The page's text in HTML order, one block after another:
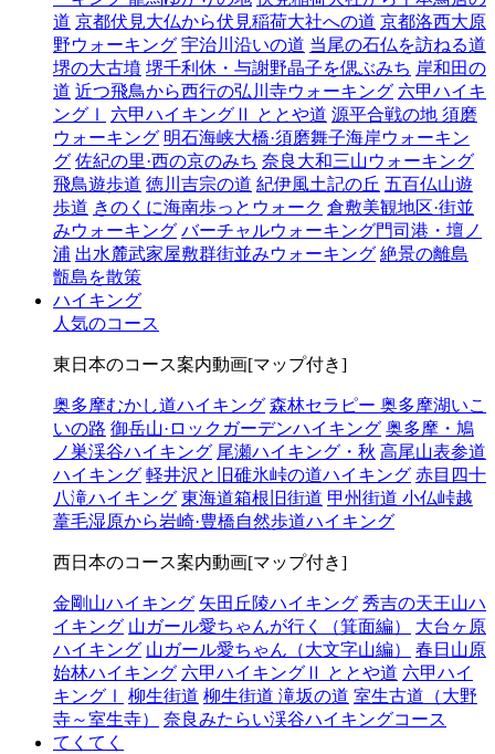
道 京都伏見大仏から伏見稲荷大社への道 京都洛西大原
野ウォーキング 宇治川沿いの道 当尾の石仏を訪ねる道
堺の大古墳 堺千利休・与謝野晶子を偲ぶみち 岸和田の
道 近つ飛鳥から西行の弘川寺ウォーキング 六甲ハイキ
ングⅠ
六甲ハイキングⅡ ととや道 源平合戦の地 須磨
ウォーキング 明石海峡大橋·須磨舞子海岸ウォーキン
グ 佐紀の里·西の京のみち 奈良大和三山ウォーキング
飛鳥遊歩道 徳川吉宗の道 紀伊風土記の丘 五百仏山遊
歩道 きのくに海南歩っとウォーク 倉敷美観地区·街並
みウォーキング バーチャルウォーキング門司港・壇ノ
浦 出水麓武家屋敷群街並みウォーキング 絶景の離島
甑島を散策
ハイキング
人気のコース
東日本のコース案内動画[マップ付き]
奥多摩むかし道ハイキング 森林セラピー 奥多摩湖いこ
いの路 御岳山·ロックガーデンハイキング 奥多摩・鳩
ノ巣渓谷ハイキング 尾瀬ハイキング・秋 高尾山表参道
ハイキング 軽井沢と旧碓氷峠の道ハイキング 赤目四十
八滝ハイキング 東海道箱根旧街道 甲州街道 小仏峠越
葦毛湿原から岩崎·豊橋自然歩道ハイキング
西日本のコース案内動画[マップ付き]
金剛山ハイキング 矢田丘陵ハイキング 秀吉の天王山ハ
イキング 山ガール愛ちゃんが行く（箕面編）
大台ヶ原
ハイキング 山ガール愛ちゃん（大文字山編）
春日山原
始林ハイキング 六甲ハイキングⅡ ととや道 六甲ハイ
キングⅠ
柳生街道 柳生街道 滝坂の道 室生古道（大野
寺～室生寺）
奈良みたらい渓谷ハイキングコース
てくてく